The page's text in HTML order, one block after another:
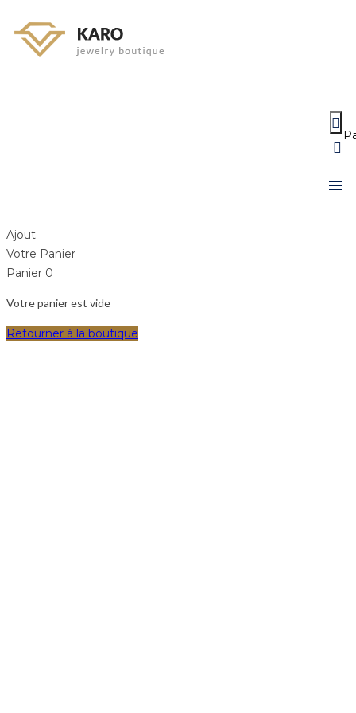
Ajout
Votre Panier
Panier 0
Votre panier est vide
Retourner à la boutique